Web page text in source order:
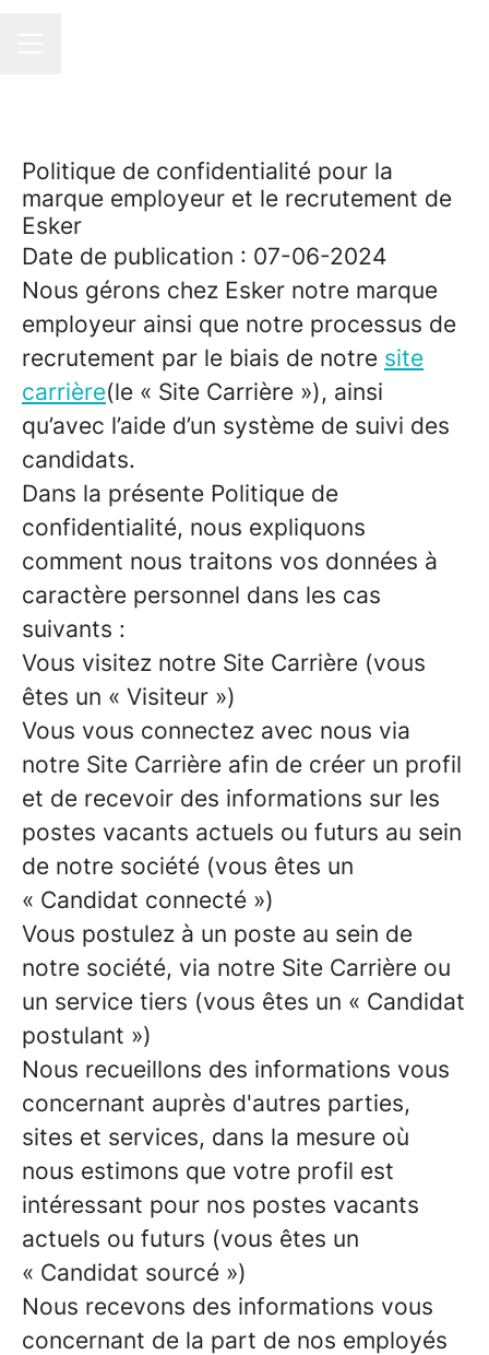
Politique de confidentialité pour la
marque employeur et le recrutement de
Esker
Date de publication : 07-06-2024
Nous gérons chez Esker notre marque
employeur ainsi que notre processus de
recrutement par le biais de notre site
carrière(le « Site Carrière »), ainsi
qu’avec l’aide d’un système de suivi des
candidats.
Dans la présente Politique de
confidentialité, nous expliquons
comment nous traitons vos données à
caractère personnel dans les cas
suivants :
Vous visitez notre Site Carrière (vous
êtes un « Visiteur »)
Vous vous connectez avec nous via
notre Site Carrière afin de créer un profil
et de recevoir des informations sur les
postes vacants actuels ou futurs au sein
de notre société (vous êtes un
« Candidat connecté »)
Vous postulez à un poste au sein de
notre société, via notre Site Carrière ou
un service tiers (vous êtes un « Candidat
postulant »)
Nous recueillons des informations vous
concernant auprès d'autres parties,
sites et services, dans la mesure où
nous estimons que votre profil est
intéressant pour nos postes vacants
actuels ou futurs (vous êtes un
« Candidat sourcé »)
Nous recevons des informations vous
concernant de la part de nos employés